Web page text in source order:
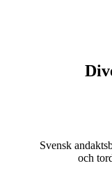
Svensk
och